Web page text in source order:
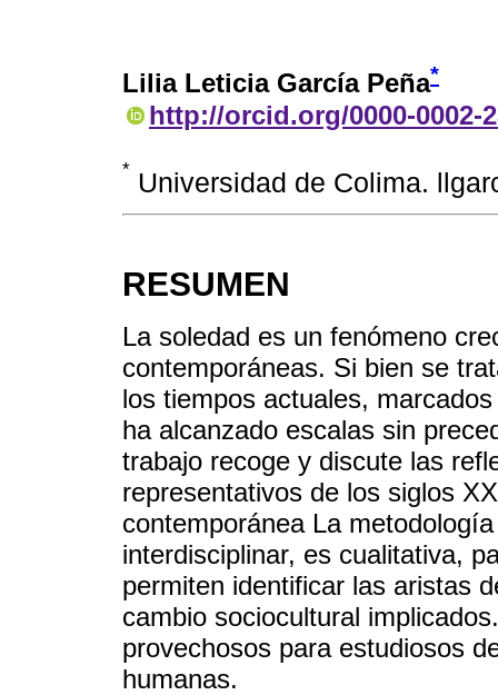
Lilia Leticia García Peña*
http://orcid.org/0000-0002-
* Universidad de Colima.
RESUMEN
La soledad es un fenómeno
contemporáneas. Si bien se
los tiempos actuales,
ha alcanzado escalas sin
trabajo recoge y discute las
representativos de los siglos
contemporánea La
interdisciplinar, es cualitativa,
permiten identificar las aristas
cambio sociocultural
provechosos para estudiosos
humanas.